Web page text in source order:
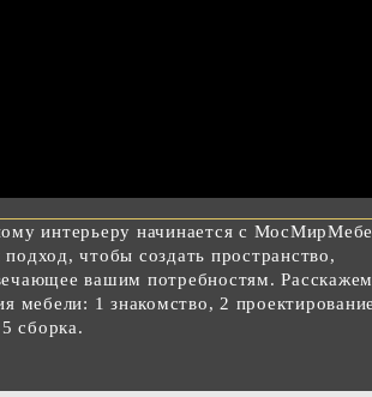
интерьеру начинается с
чтобы создать пространство,
вашим потребностям.
мебели: 1 знакомство, 2
сборка.